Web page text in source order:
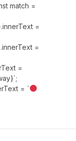
match =
=
=
=
= `